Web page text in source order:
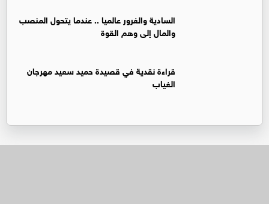
السادية والغرور عالميا .. عندما يتحول المنصب
والمال إلى وهم القوة
قراءة نقدية في قصيدة حميد سعيد مهرجان
الغياب